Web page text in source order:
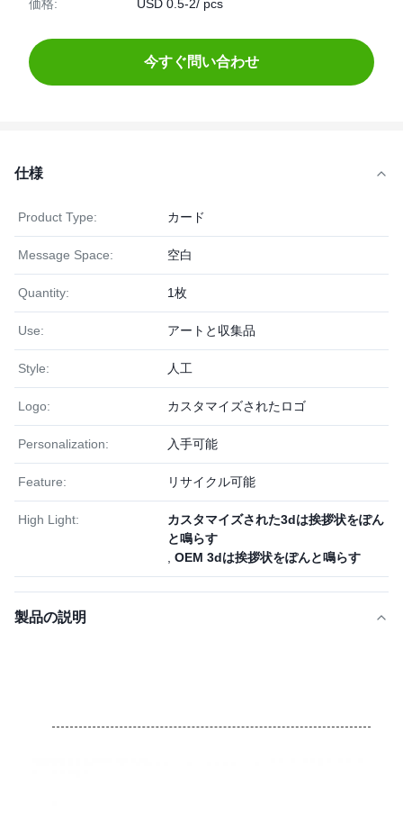
価格: USD 0.5-2/ pcs
今すぐ問い合わせ
仕様
Product Type: カード
Message Space: 空白
Quantity: 1枚
Use: アートと収集品
Style: 人工
Logo: カスタマイズされたロゴ
Personalization: 入手可能
Feature: リサイクル可能
High Light:
カスタマイズされた3dは挨拶状をぽん
と鳴らす
OEM 3dは挨拶状をぽんと鳴らす
製品の説明